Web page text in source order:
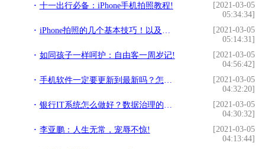
十一出行必备：iPhone手机拍照教程!
[2021-03-05
05:34:34]
iPhone拍照的几个基本技巧！以及常用的10个构图方法!
[2021-03-05
05:14:31]
如同孩子一样呵护：自由客一周岁记!
[2021-03-05
04:56:42]
手机软件一定要更新到最新吗？怎么关掉这些软件更新通知？!
[2021-03-05
04:32:20]
银行IT系统怎么做好？数据治理的这6大要素你要知道!
[2021-03-05
04:30:32]
李亚鹏：人生无常，宠辱不惊!
[2021-03-05
04:13:44]